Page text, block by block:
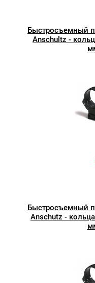
Быстросъемный
Anschultz -
Быстросъемный
Anschutz -